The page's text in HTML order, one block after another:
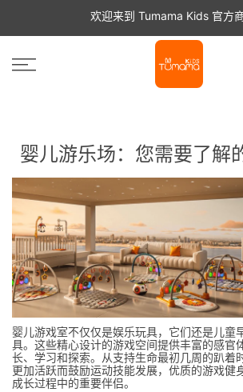
内
欢迎来到 Tumama Kids 官方商
婴儿游乐场：您需要了解
婴儿游戏室不仅仅是娱乐玩具，它们还是儿童
具。这些精心设计的游戏空间提供丰富的感官
长、学习和探索。从支持生命最初几周的趴着
更加活跃而鼓励运动技能发展，优质的游戏健
成长过程中的重要伴侣。